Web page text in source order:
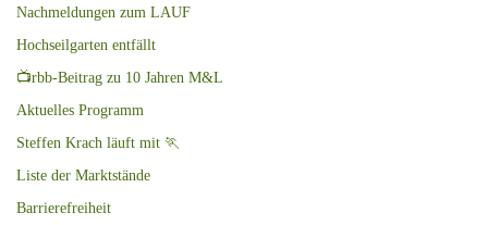
Nachmeldungen zum LAUF
Hochseilgarten entfällt
📺rbb-Beitrag zu 10 Jahren M&L
Aktuelles Programm
Steffen Krach läuft mit 🏃
Liste der Marktstände
Barrierefreiheit